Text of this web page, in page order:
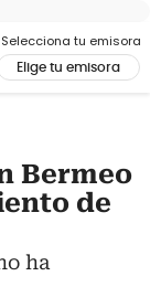
Selecciona tu emisora
Elige tu emisora
Bermeo
de
ha